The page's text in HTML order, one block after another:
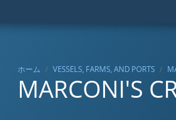
ホーム VESSELS, FARMS, AND PORTS
MARCONI'S